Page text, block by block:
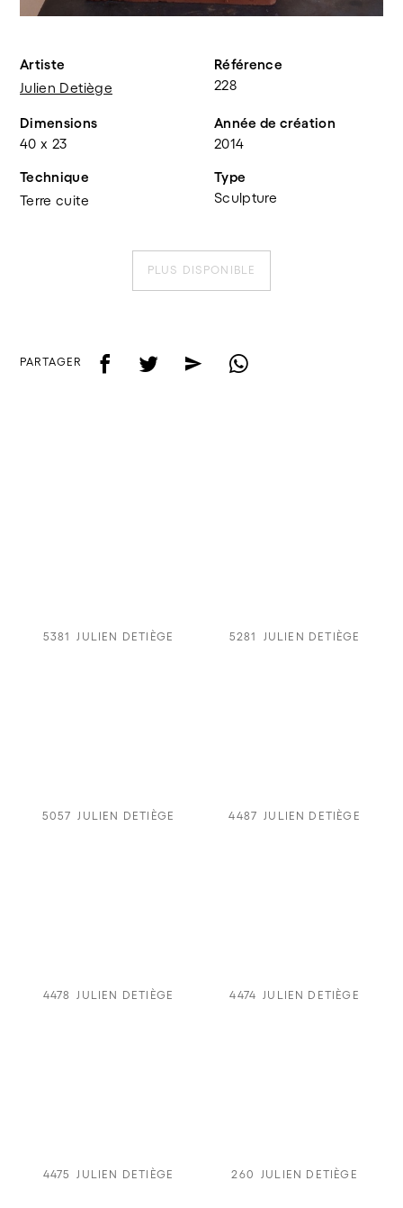
Artiste
Julien Detiège
Référence
228
Dimensions
40 x 23
Année de création
2014
Technique
Terre cuite
Type
Sculpture
PLUS DISPONIBLE
PARTAGER f t e w
5381 JULIEN DETIÈGE 5281 JULIEN DETIÈGE
5057 JULIEN DETIÈGE 4487 JULIEN DETIÈGE
4478 JULIEN DETIÈGE 4474 JULIEN DETIÈGE
4475 JULIEN DETIÈGE 260 JULIEN DETIÈGE